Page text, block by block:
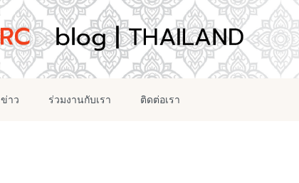
ข่าว ร่วมงานกับเรา ติดต่อเรา